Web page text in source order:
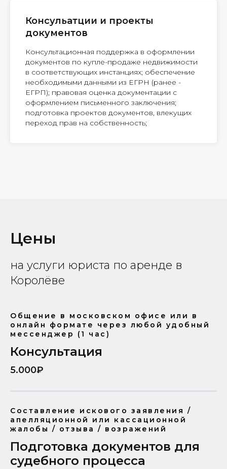
Консульатции и проекты
документов
Консультационная поддержка в оформлении
документов по купле-продаже недвижимости
в соответствующих инстанциях; обеспечение
необходимыми данными из ЕГРН (ранее -
ЕГРП); правовая оценка документации с
оформлением письменного заключения;
подготовка проектов документов, влекущих
переход прав на собственность;
Цены
на услуги юриста по аренде в
Королёве
Общение в московском офисе или в
онлайн формате через любой удобный
мессенджер (1 час)
Консультация
5.000₽
Составление искового заявления /
апелляционной или кассационной
жалобы / отзыва / возражений
Подготовка документов для
судебного процесса